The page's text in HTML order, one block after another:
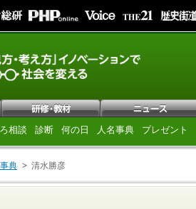
相談 診断 何の日 人名事典 プレゼント
典 清水勝彦